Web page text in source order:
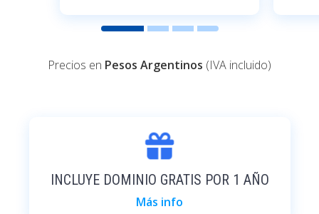
Precios en Pesos Argentinos (IVA incluido)
INCLUYE DOMINIO GRATIS POR 1 AÑO
Más info